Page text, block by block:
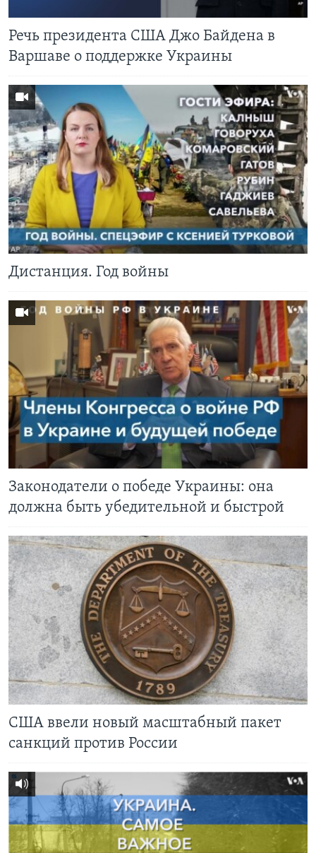
Речь президента США Джо Байдена в
Варшаве о поддержке Украины
Дистанция. Год войны
Законодатели о победе Украины: она
должна быть убедительной и быстрой
США ввели новый масштабный пакет
санкций против России